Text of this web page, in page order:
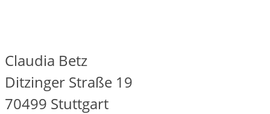
Claudia Betz
Ditzinger Straße 19
70499 Stuttgart